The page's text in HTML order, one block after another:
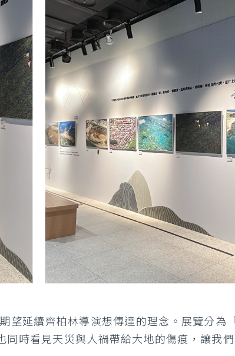
望延續齊柏林導演想傳達的理念。展覽分為
時看見天災與人禍帶給大地的傷痕，讓我們